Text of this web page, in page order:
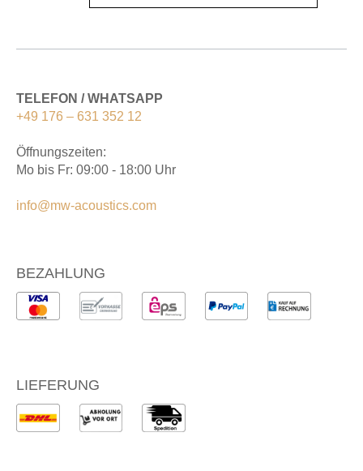
TELEFON / WHATSAPP
+49 176 – 631 352 12
Öffnungszeiten:
Mo bis Fr: 09:00 - 18:00 Uhr
info@mw-acoustics.com
BEZAHLUNG
LIEFERUNG